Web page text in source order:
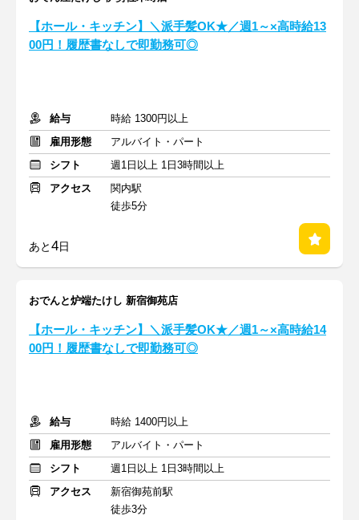
【ホール・キッチン】＼派手髪OK★／週1～×高時給13
00円！履歴書なしで即勤務可◎
給与
時給 1300円以上
雇用形態
アルバイト・パート
シフト
週1日以上 1日3時間以上
アクセス
関内駅
徒歩5分
あと4日
おでんと炉端たけし 新宿御苑店
【ホール・キッチン】＼派手髪OK★／週1～×高時給14
00円！履歴書なしで即勤務可◎
給与
時給 1400円以上
雇用形態
アルバイト・パート
シフト
週1日以上 1日3時間以上
アクセス
新宿御苑前駅
徒歩3分